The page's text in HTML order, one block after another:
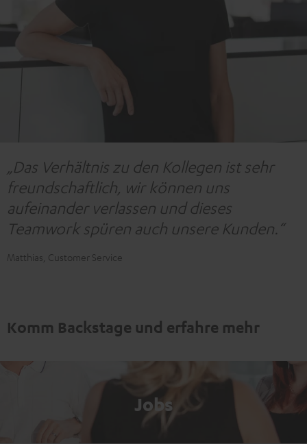
„Das Verhältnis zu den Kollegen ist sehr
freundschaftlich, wir können uns
aufeinander verlassen und dieses
Teamwork spüren auch unsere Kunden.“
Matthias, Customer Service
Komm Backstage und erfahre mehr
Jobs